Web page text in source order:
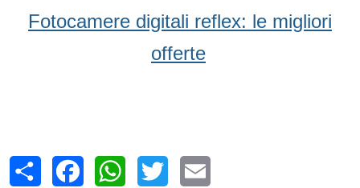
Fotocamere digitali reflex: le migliori
offerte